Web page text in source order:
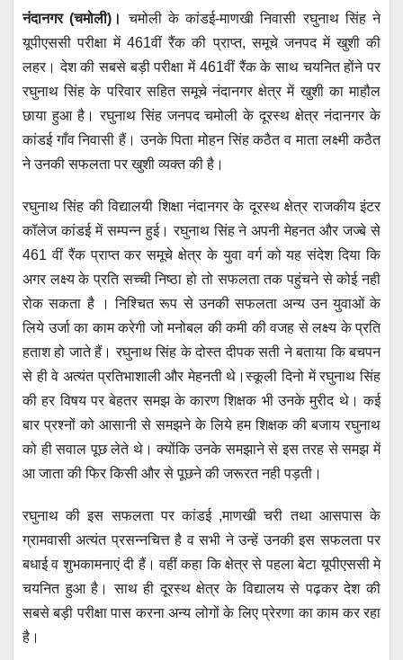
at
s
A
p
p
c
e
b
o
o
k
tt
er
ail ss
e
n
g
er
e
gr
a
m
नंदानगर (चमोली)। चमोली के कांडई-माणखी निवासी रघुनाथ सिंह ने
यूपीएससी परीक्षा में 461वीं रैंक की प्राप्त, समूचे जनपद में खुशी की
लहर। देश की सबसे बड़ी परीक्षा में 461वीं रैंक के साथ चयनित होंने पर
रघुनाथ सिंह के परिवार सहित समूचे नंदानगर क्षेत्र में खुशी का माहौल
छाया हुआ है। रघुनाथ सिंह जनपद चमोली के दूरस्थ क्षेत्र नंदानगर के
कांडई गाँव निवासी हैं। उनके पिता मोहन सिंह कठैत व माता लक्ष्मी कठैत
ने उनकी सफलता पर खुशी व्यक्त की है।
रघुनाथ सिंह की विद्यालयी शिक्षा नंदानगर के दूरस्थ क्षेत्र राजकीय इंटर
कॉलेज कांडई में सम्पन्न हुई। रघुनाथ सिंह ने अपनी मेहनत और जज्बे से
461 वीं रैंक प्राप्त कर समूचे क्षेत्र के युवा वर्ग को यह संदेश दिया कि
अगर लक्ष्य के प्रति सच्ची निष्ठा हो तो सफलता तक पहुंचने से कोई नही
रोक सकता है । निश्चित रूप से उनकी सफलता अन्य उन युवाओं के
लिये उर्जा का काम करेगी जो मनोबल की कमी की वजह से लक्ष्य के प्रति
हताश हो जाते हैं। रघुनाथ सिंह के दोस्त दीपक सती ने बताया कि बचपन
से ही वे अत्यंत प्रतिभाशाली और मेहनती थे।स्कूली दिनो में रघुनाथ सिंह
की हर विषय पर बेहतर समझ के कारण शिक्षक भी उनके मुरीद थे। कई
बार प्रश्नों को आसानी से समझने के लिये हम शिक्षक की बजाय रघुनाथ
को ही सवाल पूछ लेते थे। क्योंकि उनके समझाने से इस तरह से समझ में
आ जाता की फिर किसी और से पूछने की जरूरत नही पड़ती।
रघुनाथ की इस सफलता पर कांडई ,माणखी चरी तथा आसपास के
ग्रामवासी अत्यंत प्रसन्नचित्त है व सभी ने उन्हें उनकी इस सफलता पर
बधाई व शुभकामनाएं दी हैं। वहीं कहा कि क्षेत्र से पहला बेटा यूपीएससी मे
चयनित हुआ है। साथ ही दूरस्थ क्षेत्र के विद्यालय से पढ़कर देश की
सबसे बड़ी परीक्षा पास करना अन्य लोगों के लिए प्रेरणा का काम कर रहा
है।